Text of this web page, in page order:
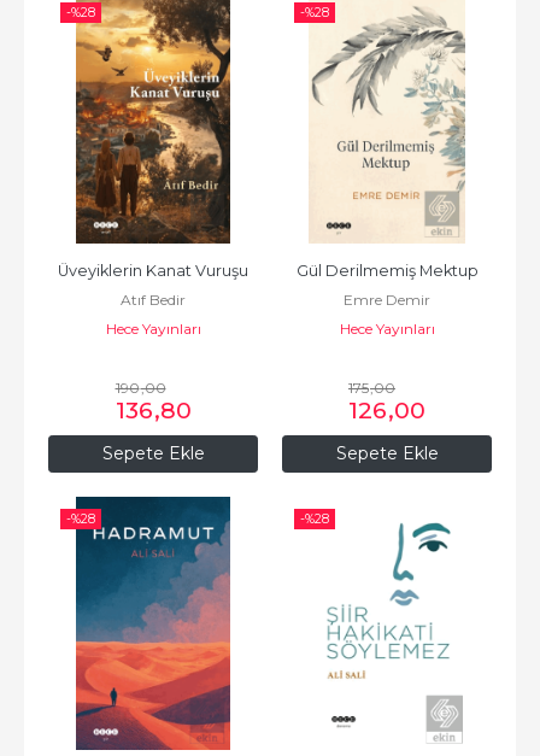
-%28
Sepete Ekle
Üveyiklerin Kanat Vuruşu
Atıf Bedir
Hece Yayınları
190,00
136,80
-%28
Sepete Ekle
Gül Derilmemiş Mektup
Emre Demir
Hece Yayınları
175,00
126,00
-%28 -%28